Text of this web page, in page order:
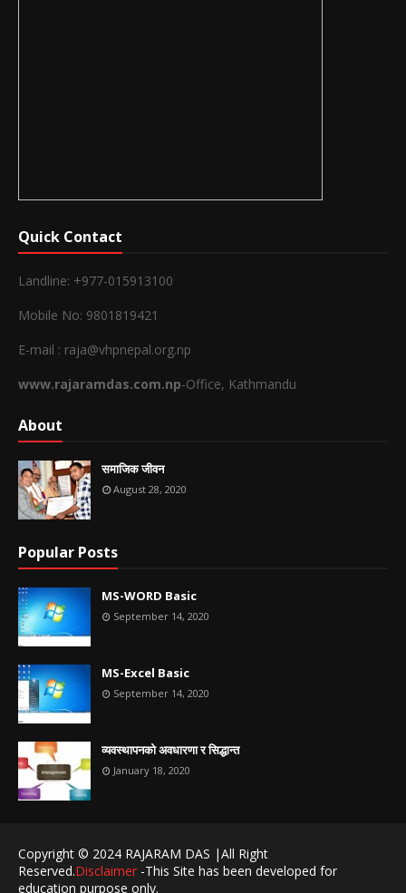
Quick Contact
Landline: +977-015913100
Mobile No: 9801819421
E-mail : raja@vhpnepal.org.np
www.rajaramdas.com.np-Office, Kathmandu
About
समाजिक जीवन
August 28, 2020
Popular Posts
MS-WORD Basic
September 14, 2020
MS-Excel Basic
September 14, 2020
व्यवस्थापनको अवधारणा र सिद्धान्त
January 18, 2020
Copyright © 2024 RAJARAM DAS |All Right
Reserved.Disclaimer -This Site has been developed for
education purpose only.